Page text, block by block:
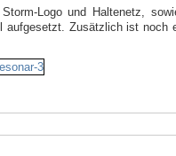
Logo und Haltenetz,
Zusätzlich ist noch